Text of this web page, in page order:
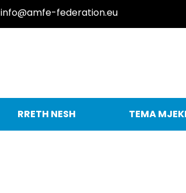
info@amfe-federation.eu
RRETH NESH TEMA